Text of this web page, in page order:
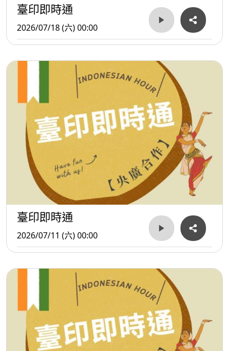
臺印即時通
2026/07/18 (六) 00:00
臺印即時通
2026/07/11 (六) 00:00